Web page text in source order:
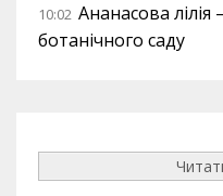
10:02 Ананасова
ботанічного саду